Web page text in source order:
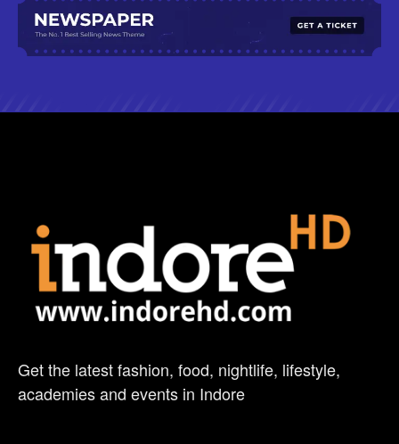
Get the latest fashion, food, nightlife, lifestyle,
academies and events in Indore